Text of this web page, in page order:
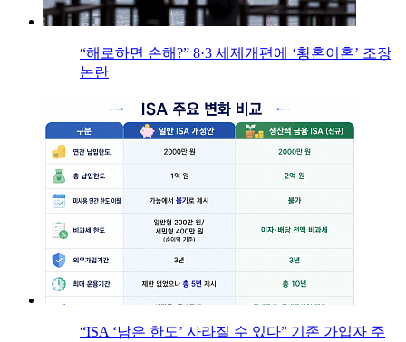
“해로하면 손해?” 8·3 세제개편에 ‘황혼이혼’ 조장
논란
“ISA ‘남은 한도’ 사라질 수 있다” 기존 가입자 주